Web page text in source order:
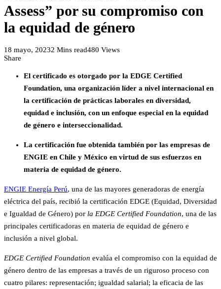
Assess” por su compromiso con
la equidad de género
18 mayo, 20232 Mins read480 Views
Share
El certificado es otorgado por la EDGE Certified
Foundation, una organización líder a nivel internacional en
la certificación de prácticas laborales en diversidad,
equidad e inclusión, con un enfoque especial en la equidad
de género e interseccionalidad.
La certificación fue obtenida también por las empresas de
ENGIE en Chile y México en virtud de sus esfuerzos en
materia de equidad de género.
ENGIE Energía Perú, una de las mayores generadoras de energía
eléctrica del país, recibió la certificación EDGE (Equidad, Diversidad
e Igualdad de Género) por la EDGE Certified Foundation, una de las
principales certificadoras en materia de equidad de género e
inclusión a nivel global.
EDGE Certified Foundation evalúa el compromiso con la equidad de
género dentro de las empresas a través de un riguroso proceso con
cuatro pilares: representación; igualdad salarial; la eficacia de las